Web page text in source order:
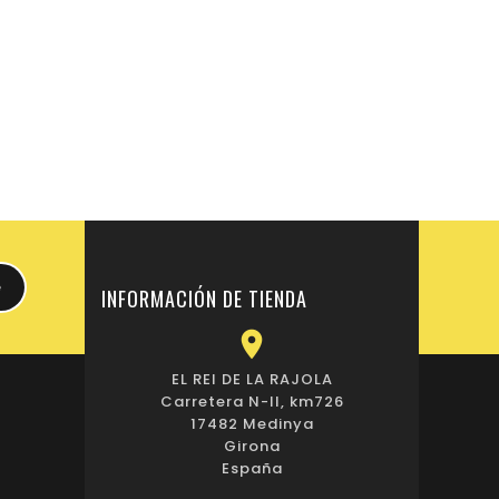
INFORMACIÓN DE TIENDA

EL REI DE LA RAJOLA
Carretera N-II, km726
17482 Medinya
Girona
España